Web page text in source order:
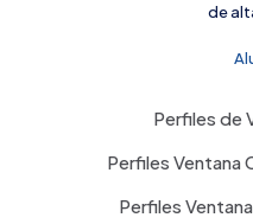
de
Perfiles de
Perfiles Ventana
Perfiles